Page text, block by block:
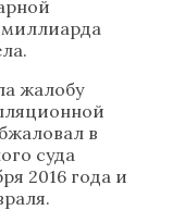
миллиарда
жалобу
в
суда
2016 года и